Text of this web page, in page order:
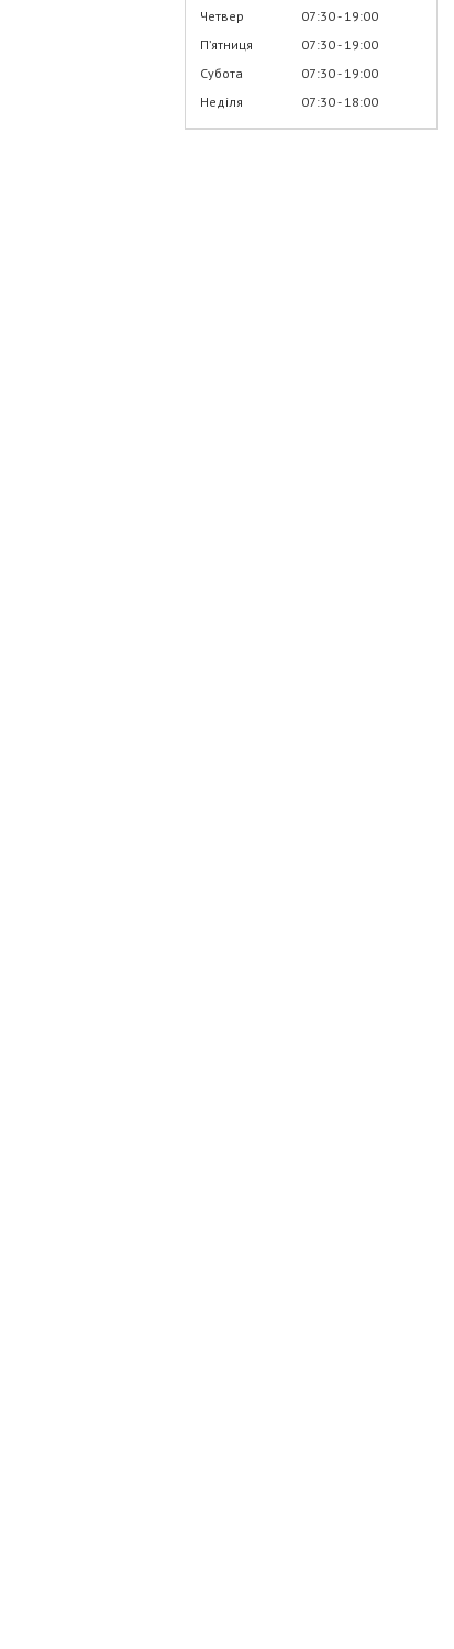
Четвер
07:30 19:00
Пʼятниця
07:30 19:00
Субота
07:30 19:00
Неділя
07:30 18:00